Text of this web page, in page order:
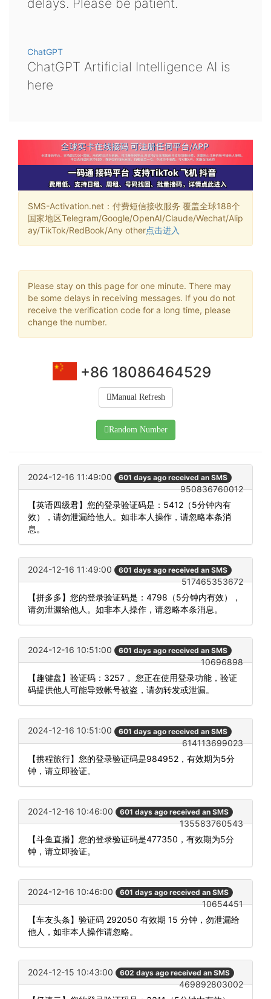
delays. Please be patient.
ChatGPT
ChatGPT Artificial Intelligence AI is
here
SMS-Activation.net：付费短信接收服务 覆盖全球188个
国家地区Telegram/Google/OpenAI/Claude/Wechat/Alip
ay/TikTok/RedBook/Any other点击进入
Please stay on this page for one minute. There may
be some delays in receiving messages. If you do not
receive the verification code for a long time, please
change the number.
+86 18086464529
Manual Refresh
Random Number
2024-12-16 11:49:00 601 days ago received an SMS
950836760012
【英语四级君】您的登录验证码是：5412（5分钟内有
效），请勿泄漏给他人。如非本人操作，请忽略本条消
息。
2024-12-16 11:49:00 601 days ago received an SMS
517465353672
【拼多多】您的登录验证码是：4798（5分钟内有效），
请勿泄漏给他人。如非本人操作，请忽略本条消息。
2024-12-16 10:51:00 601 days ago received an SMS
10696898
【趣键盘】验证码：3257 。您正在使用登录功能，验证
码提供他人可能导致帐号被盗，请勿转发或泄漏。
2024-12-16 10:51:00 601 days ago received an SMS
614113699023
【携程旅行】您的登录验证码是984952，有效期为5分
钟，请立即验证。
2024-12-16 10:46:00 601 days ago received an SMS
135583760543
【斗鱼直播】您的登录验证码是477350，有效期为5分
钟，请立即验证。
2024-12-16 10:46:00 601 days ago received an SMS
10654451
【车友头条】验证码 292050 有效期 15 分钟，勿泄漏给
他人，如非本人操作请忽略。
2024-12-15 10:43:00 602 days ago received an SMS
469892803002